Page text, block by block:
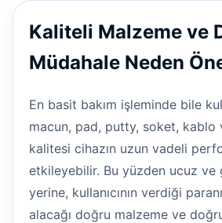
Kaliteli Malzeme ve
Müdahale Neden
En basit bakım işleminde bile
macun, pad, putty, soket, kablo
kalitesi cihazın uzun vadeli
etkileyebilir. Bu yüzden ucuz ve
yerine, kullanıcının verdiği
alacağı doğru malzeme ve